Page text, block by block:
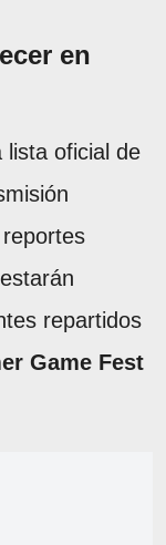
en
lista oficial de
repartidos
Game Fest